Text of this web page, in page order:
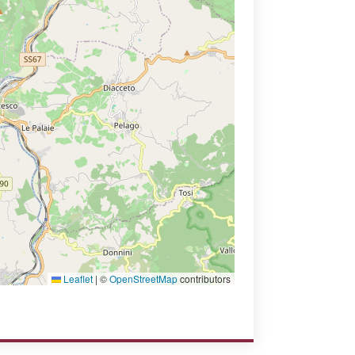
Leaflet | ©OpenStreetMapcontributors